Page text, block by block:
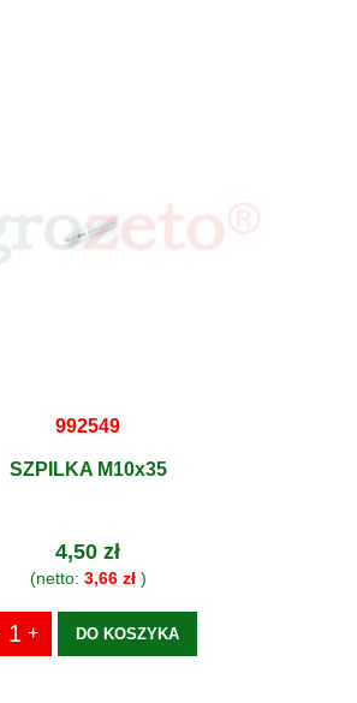
992549
SZPILKA M10x35
4,50 zł
(netto: 3,66 zł)
DO KOSZYKA